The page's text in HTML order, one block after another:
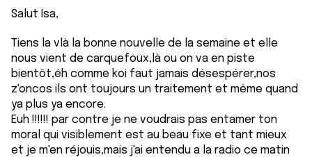
Salut Isa,
Tiens la vlà la bonne nouvelle de la semaine et elle
nous vient de carquefoux,là ou on va en piste
bientôt,éh comme koi faut jamais désespérer,nos
z'oncos ils ont toujours un traitement et même quand
ya plus ya encore.
Euh !!!!!! par contre je ne voudrais pas entamer ton
moral qui visiblement est au beau fixe et tant mieux
et je m'en réjouis,mais j'ai entendu a la radio ce matin